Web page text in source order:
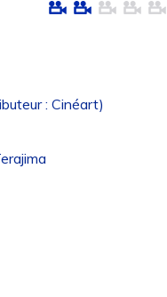
: Cinéart)